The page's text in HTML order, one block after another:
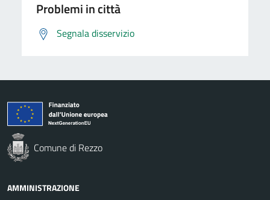
Problemi in città
Segnala disservizio
Comune di Rezzo
AMMINISTRAZIONE